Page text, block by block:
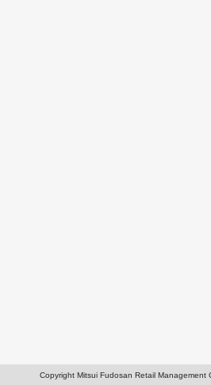
Copyright Mitsui Fudosan Retail Management